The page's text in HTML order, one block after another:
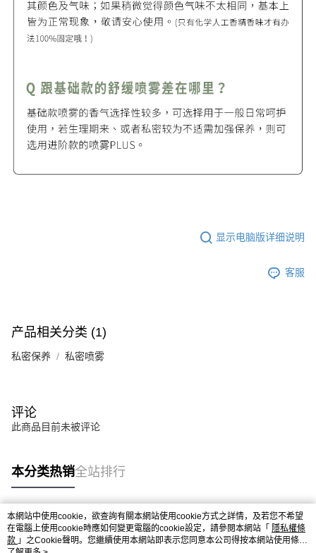
显示电脑版详细说明
客服
产品相关分类 (1)
私密保养 私密喷雾
评论
此商品目前未被评论
本分类热销全站排行
热门标签
本網站中使用cookie，欲查詢有關本網站使用cookie方式之詳情，及若您不希望
在電腦上使用cookie時應如何變更電腦的cookie設定，請參閱本網站「 隱私權條
款 」之Cookie聲明。您繼續使用本網站即表示您同意本公司得按本網站使用條款